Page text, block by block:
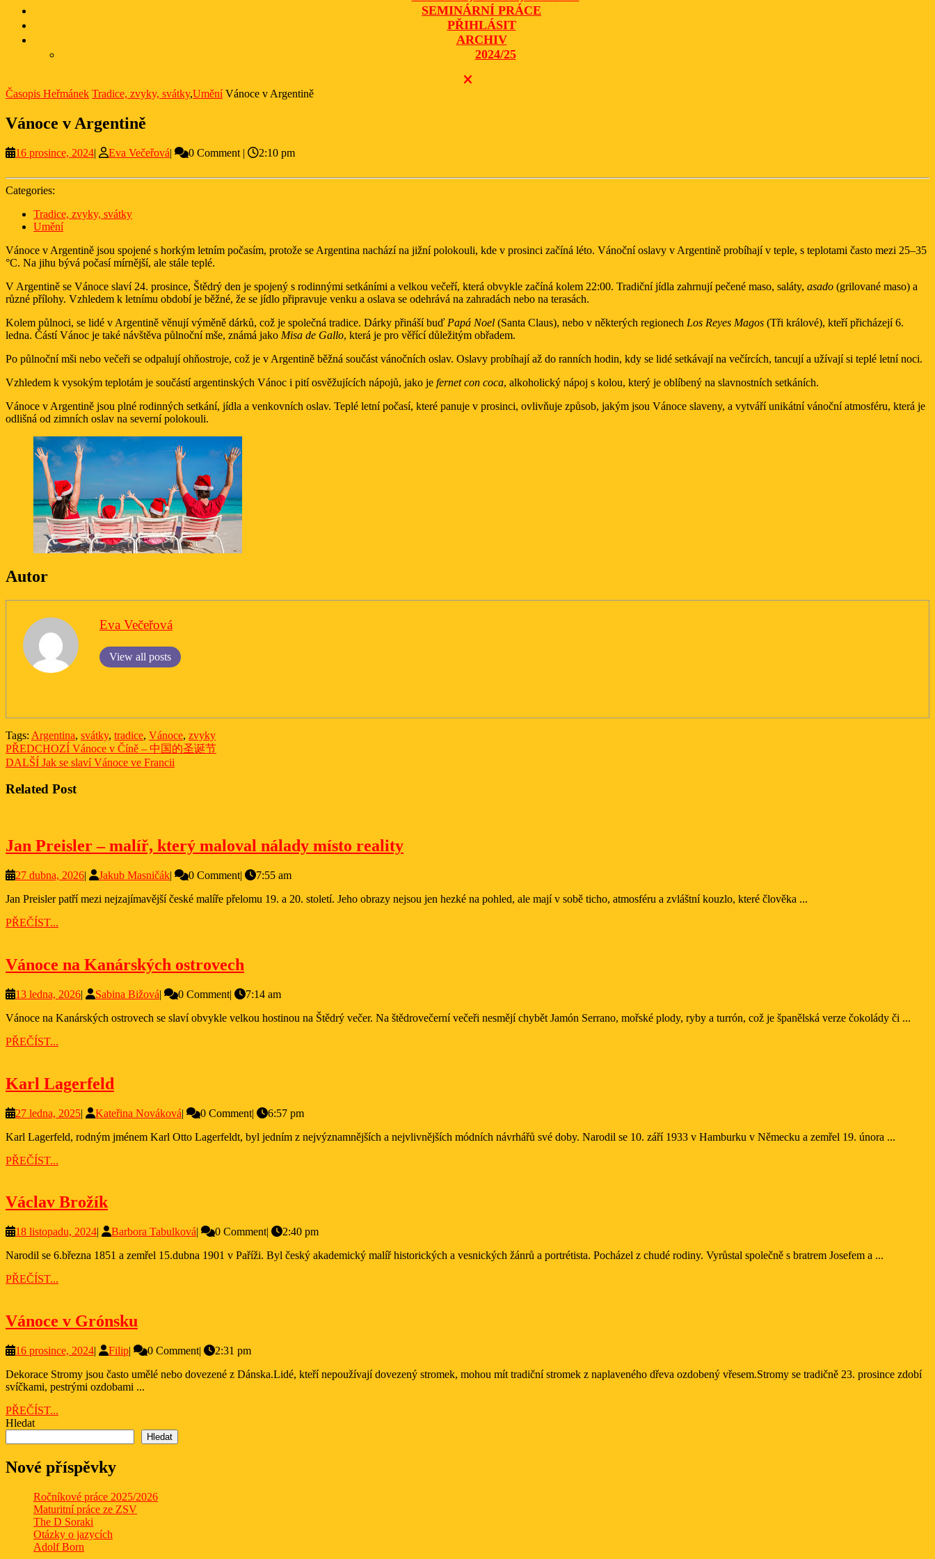
SEMINÁRNÍ PRÁCE
PŘIHLÁSIT
ARCHIV
2024/25
CLOSE
Časopis Heřmánek Tradice, zvyky, svátky,UměníVánoce v Argentině
Vánoce v Argentině
16 prosince, 202416
2024
| Eva VečeřováEva
| 0 Comment | 2:10 pm
Categories:
Tradice, zvyky, svátky
Umění
Vánoce v Argentině jsou spojené s horkým letním počasím, protože se Argentina nachází na jižní polokouli, kde v prosinci začíná léto. Vánoční oslavy v Argentině probíhají v teple, s teplotami často mezi 25–35
°C. Na jihu bývá počasí mírnější, ale stále teplé.
V Argentině se Vánoce slaví 24. prosince, Štědrý den je spojený s rodinnými setkáními a velkou večeří, která obvykle začíná kolem 22:00. Tradiční jídla zahrnují pečené maso, saláty, asado (grilované maso) a
různé přílohy. Vzhledem k letnímu období je běžné, že se jídlo připravuje venku a oslava se odehrává na zahradách nebo na terasách.
Kolem půlnoci, se lidé v Argentině věnují výměně dárků, což je společná tradice. Dárky přináší buď Papá Noel (Santa Claus), nebo v některých regionech Los Reyes Magos (Tři králové), kteří přicházejí 6.
ledna. Částí Vánoc je také návštěva půlnoční mše, známá jako Misa de Gallo, která je pro věřící důležitým obřadem.
Po půlnoční mši nebo večeři se odpalují ohňostroje, což je v Argentině běžná součást vánočních oslav. Oslavy probíhají až do ranních hodin, kdy se lidé setkávají na večírcích, tancují a užívají si teplé letní noci.
Vzhledem k vysokým teplotám je součástí argentinských Vánoc i pití osvěžujících nápojů, jako je fernet con coca, alkoholický nápoj s kolou, který je oblíbený na slavnostních setkáních.
Vánoce v Argentině jsou plné rodinných setkání, jídla a venkovních oslav. Teplé letní počasí, které panuje v prosinci, ovlivňuje způsob, jakým jsou Vánoce slaveny, a vytváří unikátní vánoční atmosféru, která je
odlišná od zimních oslav na severní polokouli.
Autor
Eva Večeřová
View all posts
Tags: Argentina, svátky, tradice, Vánoce, zvyky
Navigace
pro
příspěvek
PŘEDCHOZÍ Previous
post:
Vánoce v Číně – 中国的圣诞节
DALŠÍ Next
Jak se slaví Vánoce ve Francii
Related Post
Jan Preisler – malíř, který maloval nálady místo realityJan
malíř,
27 dubna, 202627
2026
| Jakub MasničákJakub
| 0 Comment|
7:55 am
Jan Preisler patří mezi nejzajímavější české malíře přelomu 19. a 20. století. Jeho obrazy nejsou jen hezké na pohled, ale mají v sobě ticho, atmosféru a zvláštní kouzlo, které člověka ...
PŘEČÍST...
Vánoce na Kanárských ostrovech
Kanárských
ostrovech
13 ledna, 202613
2026
| Sabina BižováSabina
| 0 Comment|
7:14 am
Vánoce na Kanárských ostrovech se slaví obvykle velkou hostinou na Štědrý večer. Na štědrovečerní večeři nesmějí chybět Jamón Serrano, mořské plody, ryby a turrón, což je španělská verze čokolády či ...
PŘEČÍST...
Karl Lagerfeld
27 ledna, 202527
2025
| Kateřina NovákováKateřina
| 0 Comment|
6:57 pm
Karl Lagerfeld, rodným jménem Karl Otto Lagerfeldt, byl jedním z nejvýznamnějších a nejvlivnějších módních návrhářů své doby. Narodil se 10. září 1933 v Hamburku v Německu a zemřel 19. února ...
PŘEČÍST...
Václav BrožíkVáclav
18 listopadu, 202418
2024
| Barbora TabulkováBarbora
| 0 Comment|
2:40 pm
Narodil se 6.března 1851 a zemřel 15.dubna 1901 v Paříži. Byl český akademický malíř historických a vesnických žánrů a portrétista. Pocházel z chudé rodiny. Vyrůstal společně s bratrem Josefem a ...
PŘEČÍST...
Vánoce v Grónsku
Grónsku
16 prosince, 202416
2024
| FilipFilip
| 0 Comment|
2:31 pm
Dekorace Stromy jsou často umělé nebo dovezené z Dánska.Lidé, kteří nepoužívají dovezený stromek, mohou mít tradiční stromek z naplaveného dřeva ozdobený vřesem.Stromy se tradičně 23. prosince zdobí
svíčkami, pestrými ozdobami ...
PŘEČÍST...
Hledat
Hledat
Nové příspěvky
Ročníkové práce 2025/2026
Maturitní práce ze ZSV
The D Soraki
Otázky o jazycích
Adolf Born